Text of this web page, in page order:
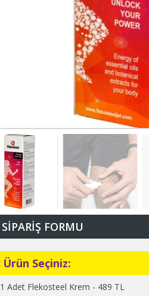
SİPARİŞ FORMU
Ürün Seçiniz:
1 Adet Flekosteel Krem - 489 TL